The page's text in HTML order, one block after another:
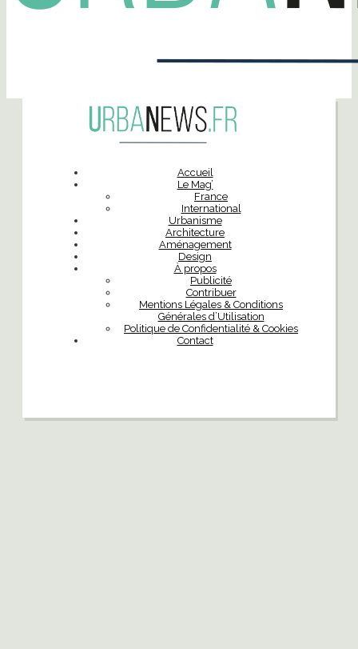
Accueil
Le Mag’
France
International
Urbanisme
Architecture
Aménagement
Design
À propos
Publicité
Contribuer
Mentions Légales & Conditions
Générales d’Utilisation
Politique de Confidentialité & Cookies
Contact